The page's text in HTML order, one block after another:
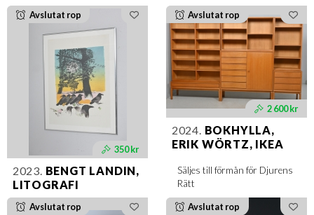
Avslutat rop
350 kr
2023. BENGT LANDIN,
LITOGRAFI
Avslutat rop
2 600 kr
2024. BOKHYLLA,
ERIK WÖRTZ, IKEA
Säljes till förmån för Djurens
Rätt
Avslutat rop Avslutat rop